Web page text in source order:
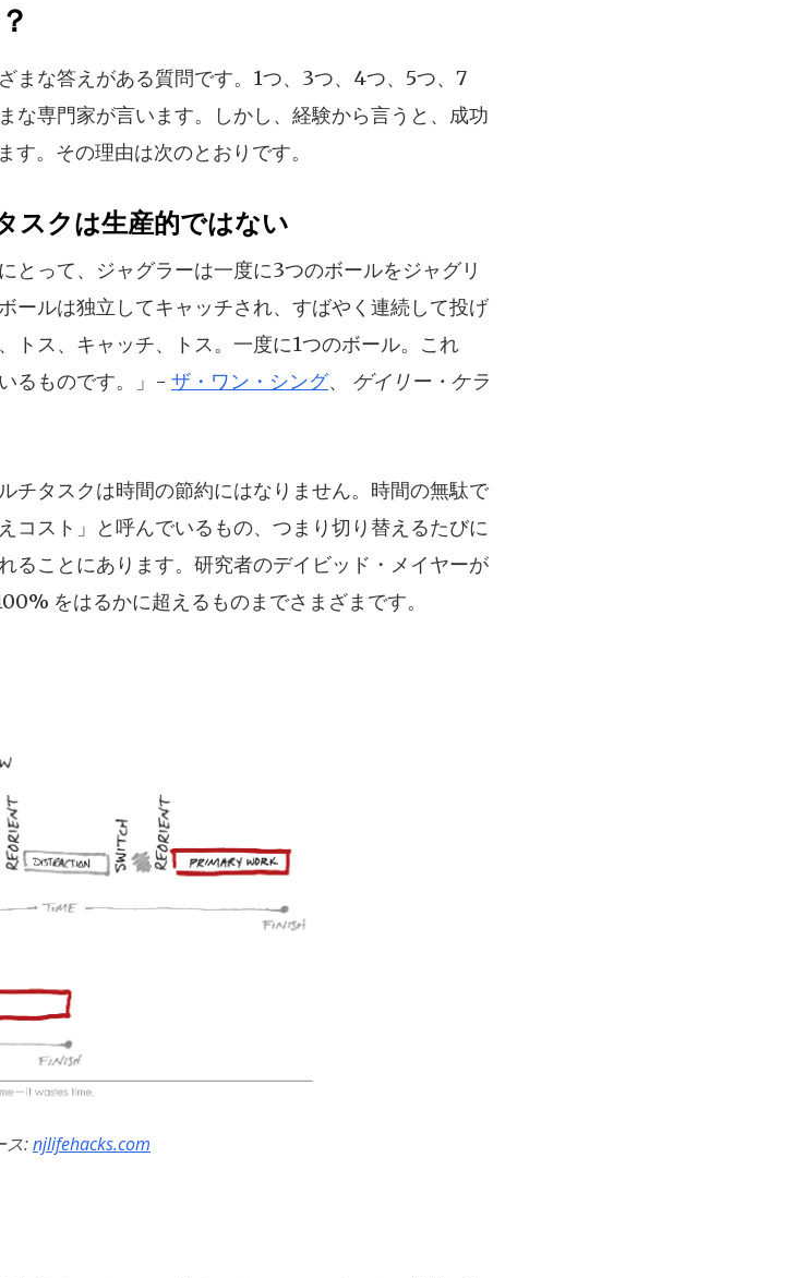
まな答えがある質問です。1つ、3つ、4つ、5つ、7
な専門家が言います。しかし、経験から言うと、成功
す。その理由は次のとおりです。
スクは生産的ではない
とって、ジャグラーは一度に3つのボールをジャグリ
ールは独立してキャッチされ、すばやく連続して投げ
トス、キャッチ、トス。一度に1つのボール。これ
るものです。」- ザ・ワン・シング、 ゲイリー・ケラ
チタスクは時間の節約にはなりません。時間の無駄で
コスト」と呼んでいるもの、つまり切り替えるたびに
ることにあります。研究者のデイビッド・メイヤーが
をはるかに超えるものまでさまざまです。
ス:njlifehacks.com